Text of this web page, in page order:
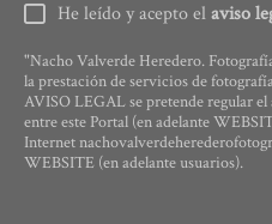
He leído y acepto elaviso
"Nacho Valverde Heredero.
la prestación de servicios de
AVISO LEGAL se pretende regular el
entre este Portal (en adelante
Internet
WEBSITE (en adelante usuarios).